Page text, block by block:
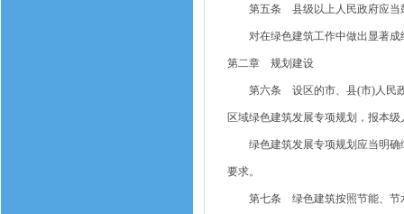
第五条 县级以上人民政府应当鼓
对在绿色建筑工作中做出显著成
第二章 规划建设
第六条 设区的市、县(市)人民政
区域绿色建筑发展专项规划，报本
绿色建筑发展专项规划应当明确
要求。
第七条 绿色建筑按照节能、节水